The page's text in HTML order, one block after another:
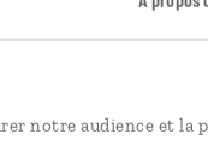
notre audience et la